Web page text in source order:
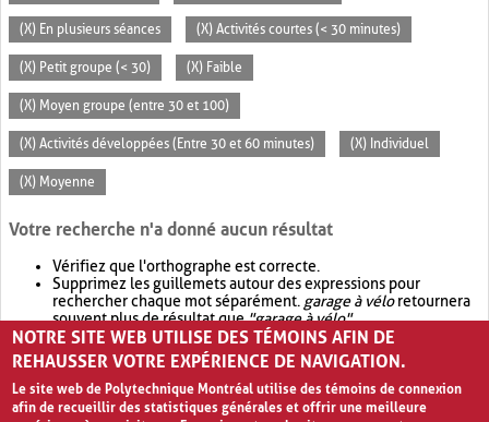
(X) En plusieurs séances (X) Activités courtes (< 30 minutes)
(X) Petit groupe (< 30) (X) Faible
(X) Moyen groupe (entre 30 et 100)
(X) Activités développées (Entre 30 et 60 minutes) (X) Individuel
(X) Moyenne
Votre recherche n'a donné aucun résultat
Vérifiez que l'orthographe est correcte.
Supprimez les guillemets autour des expressions pour
rechercher chaque mot séparément. garage à véloretournera
souvent plus de résultat que"garage à vélo".
Envisagez d'élargir votre recherche avec OR.garage OR vélo
retournera souvent plus de résultat quegarage à vélo
NOTRE SITE WEB UTILISE DES TÉMOINS AFIN DE
REHAUSSER VOTRE EXPÉRIENCE DE NAVIGATION.
Le site web de Polytechnique Montréal utilise des témoins de connexion
afin de recueillir des statistiques générales et offrir une meilleure